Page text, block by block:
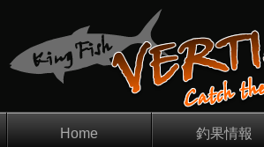
Home 釣果情報